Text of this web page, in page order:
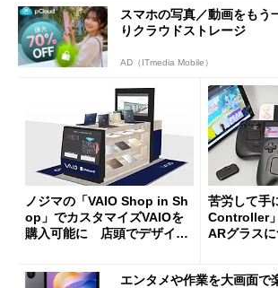
スマホの写真／動画をもう
りクラウドストレージ
AD（ITmedia Mobile）
ノジマの「VAIO Shop in Sh
op」でカスタマイズVAIOを
購入可能に 店頭でデザイン
苦労して手
Controller
ARグラス
エンタメや作業を大画面で